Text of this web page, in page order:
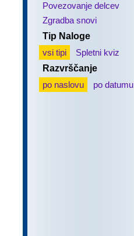
Povezovanje delcev
Zgradba snovi
Tip Naloge
vsi tipi
Spletni kviz
Razvrščanje
po naslovu
po datumu